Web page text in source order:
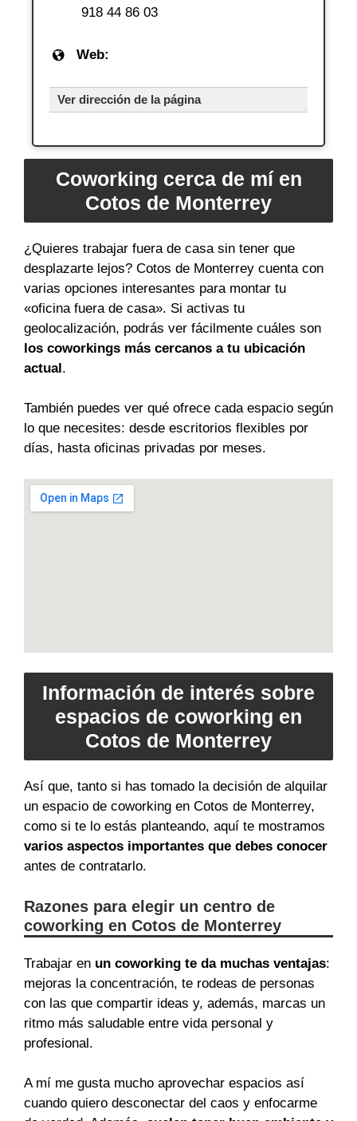
918 44 86 03
Web:
Ver dirección de la página
Coworking cerca de mí en
Cotos de Monterrey
¿Quieres trabajar fuera de casa sin tener que
desplazarte lejos? Cotos de Monterrey cuenta con
varias opciones interesantes para montar tu
«oficina fuera de casa». Si activas tu
geolocalización, podrás ver fácilmente cuáles son
los coworkings más cercanos a tu ubicación
actual.
También puedes ver qué ofrece cada espacio según
lo que necesites: desde escritorios flexibles por
días, hasta oficinas privadas por meses.
Información de interés sobre
espacios de coworking en
Cotos de Monterrey
Así que, tanto si has tomado la decisión de alquilar
un espacio de coworking en Cotos de Monterrey,
como si te lo estás planteando, aquí te mostramos
varios aspectos importantes que debes conocer
antes de contratarlo.
Razones para elegir un centro de
coworking en Cotos de Monterrey
Trabajar en un coworking te da muchas ventajas:
mejoras la concentración, te rodeas de personas
con las que compartir ideas y, además, marcas un
ritmo más saludable entre vida personal y
profesional.
A mí me gusta mucho aprovechar espacios así
cuando quiero desconectar del caos y enfocarme